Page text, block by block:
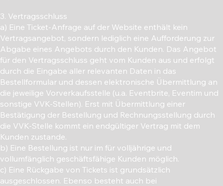
3. Vertragsschluss
a) Eine Ticket-Anfrage auf der Website enthält kein
Vertragsangebot, sondern lediglich eine Aufforderung zur
Abgabe eines Angebots durch den Kunden. Das Angebot
für den Vertragsschluss geht vom Kunden aus und erfolgt
durch die Eingabe aller relevanten Daten in das
Bestellformular und dessen elektronische Übermittlung an
die jeweilige Vorverkaufsstelle (u.a. Eventbrite, Eventim und
sonstige VVK-Stellen). Erst mit Übermittlung einer
Bestätigung der Bestellung und Rechnungsstellung durch
die VVK-Stelle kommt ein endgültiger Vertrag mit dem
Kunden zustande.
b) Eine Bestellung ist nur im für volljährige und
vollumfänglich geschäftsfähige Kunden möglich.
c) Eine Rückgabe von Tickets ist grundsätzlich
ausgeschlossen. Ebenso besteht auch bei